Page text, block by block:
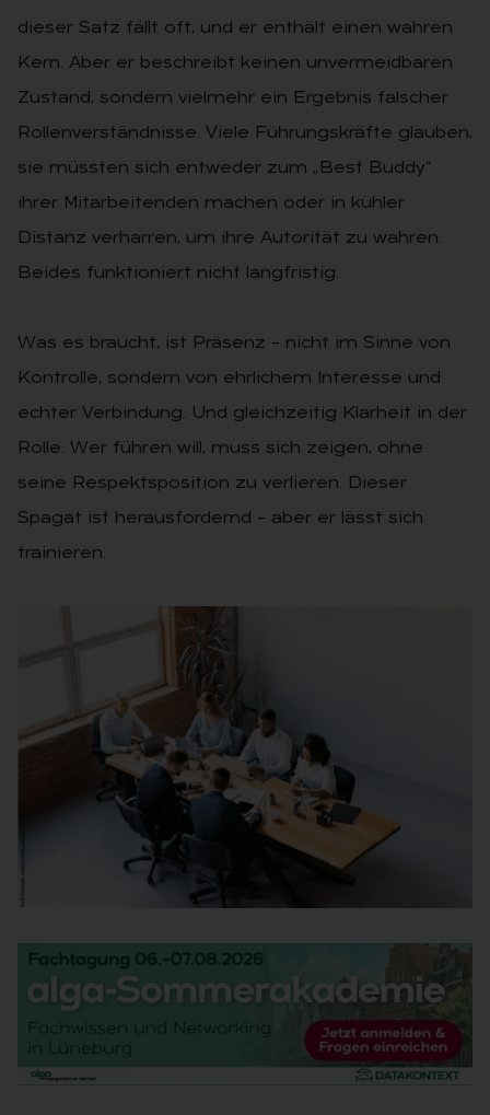
dieser Satz fällt oft, und er enthält einen wahren
Kern. Aber er beschreibt keinen unvermeidbaren
Zustand, sondern vielmehr ein Ergebnis falscher
Rollenverständnisse. Viele Führungskräfte glauben,
sie müssten sich entweder zum „Best Buddy“
ihrer Mitarbeitenden machen oder in kühler
Distanz verharren, um ihre Autorität zu wahren.
Beides funktioniert nicht langfristig.
Was es braucht, ist Präsenz – nicht im Sinne von
Kontrolle, sondern von ehrlichem Interesse und
echter Verbindung. Und gleichzeitig Klarheit in der
Rolle. Wer führen will, muss sich zeigen, ohne
seine Respektsposition zu verlieren. Dieser
Spagat ist herausfordernd – aber er lässt sich
trainieren.